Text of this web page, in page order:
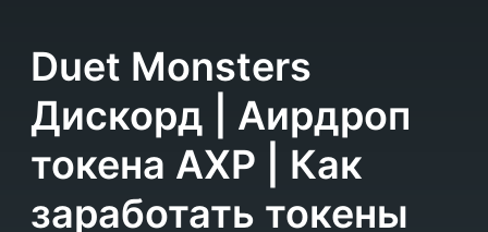
Duet Monsters
Дискорд | Аирдроп
токена AXP | Как
заработать токены